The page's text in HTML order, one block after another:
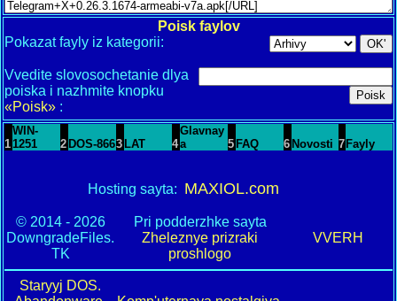
Poisk faylov
Pokazat fayly iz kategorii:
Vvedite slovosochetanie dlya
poiska i nazhmite knopku
«Poisk» :
1
WIN-
1251
2 DOS-8663 LAT 4
Glavnay
a
5 FAQ 6 Novosti 7 Fayly
Hosting sayta: MAXIOL.com
© 2014 - 2026
DowngradeFiles.
TK
Pri podderzhke sayta
Zheleznye prizraki
proshlogo
VVERH
Staryyj DOS.